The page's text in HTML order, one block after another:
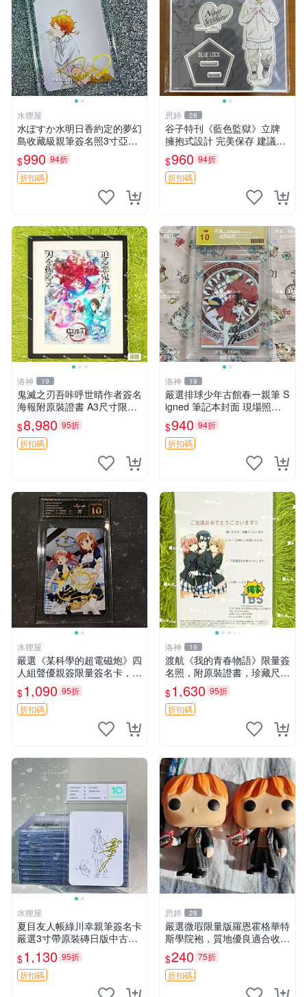
水狸屋
水ぽすか水明日香約定的夢幻
島收藏級親筆簽名照3寸亞克
力照片含原裝卡磚簽名周邊收
藏專案 約定的夢幻島 水ぽす
か 簽名周邊
$990 94折
折扣碼
思婷 28
谷子特刊《藍色監獄》立牌
擁抱式設計 完美保存 建議收
藏 寄拍參考 吳千丈角色 立牌
收藏 ?誠士郎 情人節限定 精
細立牌 藍色監獄 木木卡屋
$960 94折
折扣碼
洛神 19
鬼滅之刃吾咔呼世晴作者簽名
海報附原裝證書 A3尺寸限量
收藏 鬼滅之刃 簽名海報 吾咔
呼世晴 作者真簽 國外直郵收
藏品
$8,980 95折
折扣碼
洛神 19
嚴選排球少年古館春一親筆 S
igned 筆記本封面 現場照片
收藏品 周邊 限定版 排球小子
古典漫畫 雙面相框 漫畫周邊
收藏相片
$940 94折
折扣碼
水狸屋
嚴選《某科學的超電磁炮》四
人組聲優親簽限量簽名卡，3
寸尺寸 默契卡磚 日本中古 正
規隨機發貨 科學超電磁炮 簽
名卡 聲優周邊
$1,090 95折
折扣碼
洛神 19
渡航《我的青春物語》限量簽
名照，附原裝證書，珍藏尺寸
6寸，附框7寸，私人收藏推
薦 抽獎得來國外直郵限量珍
藏版 渡航《青春物語》手簽
$1,630 95折
折扣碼
水狸屋
夏目友人帳綠川幸親筆簽名卡
嚴選3寸帶原裝磚日版中古隨
機 夏目友人帳 綠川幸 簽名卡
3寸 帶原磚
$1,130 95折
折扣碼
思婷 28
嚴選微瑕限量版羅恩霍格華特
斯學院袍，質地優良適合收藏
霍格華茲 學院袍 哈利波特
$240 75折
折扣碼